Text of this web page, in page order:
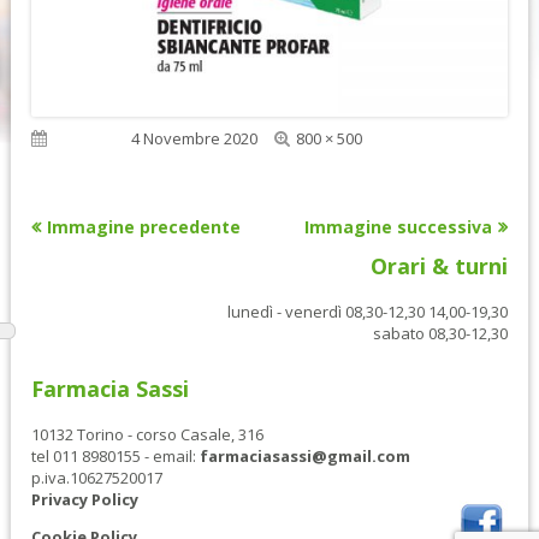
Pubblicato4 Novembre 2020
Dimensione
800 × 500
Immagine precedente Immagine successiva
Orari & turni
lunedì - venerdì 08,30-12,30 14,00-19,30
sabato 08,30-12,30
Farmacia Sassi
10132 Torino - corso Casale, 316
tel 011 8980155 - email: farmaciasassi@gmail.com
p.iva.10627520017
Privacy Policy